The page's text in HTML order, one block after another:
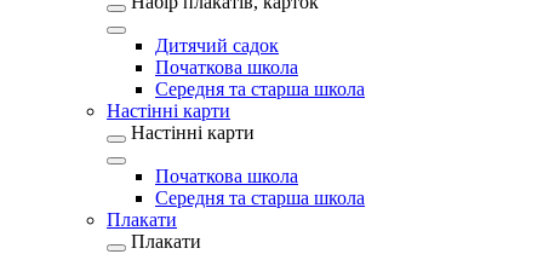
Дитячий садок
Початкова школа
Середня та старша школа
Настінні карти
Настінні карти
Початкова школа
Середня та старша школа
Плакати
Плакати